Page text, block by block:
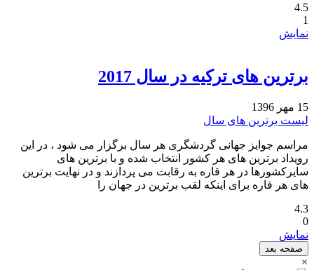
4.5
1
نمایش
برترین های ترکیه در سال 2017‏
15 مهر 1396
لیست برترین های سال
مراسم جوایز جهانی گردشگری هر سال برگزار می شود ، در این
رویداد برترین های هر کشور انتخاب شده و با برترین های
سایرکشورها در هر قاره به رقابت می پردازند و در نهایت برترین
های هر قاره برای اینکه لقب برترین در جهان را
4.3
0
نمایش
صفحه بعد
×